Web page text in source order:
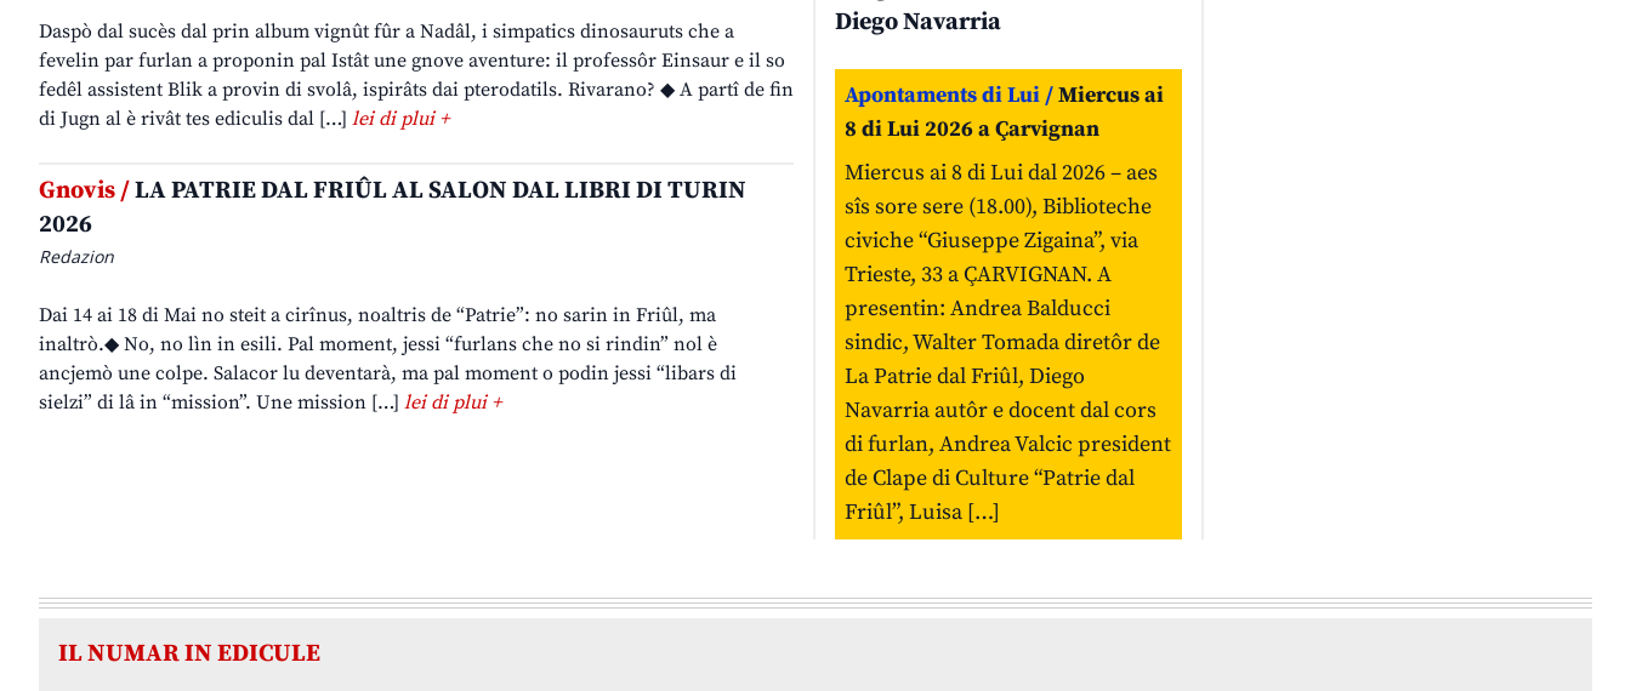
Daspò dal sucès dal prin album vignût fûr a Nadâl, i simpatics dinosauruts che a
fevelin par furlan a proponin pal Istât une gnove aventure: il professôr Einsaur e il so
fedêl assistent Blik a provin di svolâ, ispirâts dai pterodatils. Rivarano? ◆ A partî de fin
di Jugn al è rivât tes ediculis dal […] lei di plui +
Gnovis /LA PATRIE DAL FRIÛL AL SALON DAL LIBRI DI TURIN
2026
Redazion
Dai 14 ai 18 di Mai no steit a cirînus, noaltris de “Patrie”: no sarin in Friûl, ma
inaltrò.◆ No, no lìn in esili. Pal moment, jessi “furlans che no si rindin” nol è
ancjemò une colpe. Salacor lu deventarà, ma pal moment o podin jessi “libars di
sielzi” di lâ in “mission”. Une mission […] lei di plui +
Diego Navarria
Apontaments di Lui /Miercus ai
8 di Lui 2026 a Çarvignan
Miercus ai 8 di Lui dal 2026 – aes
sîs sore sere (18.00), Biblioteche
civiche “Giuseppe Zigaina”, via
Trieste, 33 a ÇARVIGNAN. A
presentin: Andrea Balducci
sindic, Walter Tomada diretôr de
La Patrie dal Friûl, Diego
Navarria autôr e docent dal cors
di furlan, Andrea Valcic president
de Clape di Culture “Patrie dal
Friûl”, Luisa […]
IL NUMAR IN EDICULE